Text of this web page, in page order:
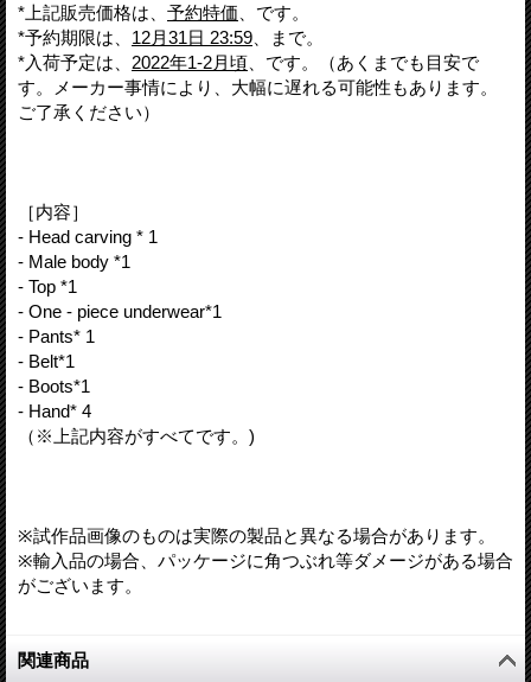
*上記販売価格は、 予約特価 、です。
*予約期限は、 12月31日 23:59 、まで。
*入荷予定は、 2022年1-2月頃 、です。（あくまでも目安で
す。メーカー事情により、大幅に遅れる可能性もあります。
ご了承ください）
［内容］
- Head carving * 1
- Male body *1
- Top *1
- One - piece underwear*1
- Pants* 1
- Belt*1
- Boots*1
- Hand* 4
（※上記内容がすべてです。)
※試作品画像のものは実際の製品と異なる場合があります。
※輸入品の場合、パッケージに角つぶれ等ダメージがある場合
がございます。
関連商品